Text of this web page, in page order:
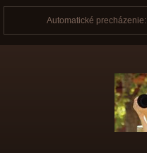
Automatické precházenie: